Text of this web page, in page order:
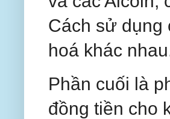
Cách sử dụng
hoá khác
Phần cuối là
đồng tiền cho